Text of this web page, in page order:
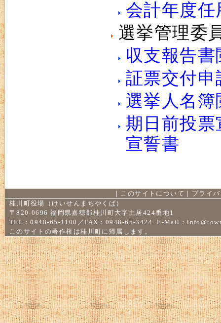
会計年度
選挙管理委
収支報告
証票交付申
選挙人名簿
期日前投
宣誓書
｜ このサイトについて ｜ プライ
桂川町役場（けいせんまちやくば）
〒820-0696 福岡県嘉穂郡桂川町大字土居424番地1
TEL：0948-65-1100／FAX：0948-65-3424 E-Mail：
このサイトの著作権は桂川町に帰属します。